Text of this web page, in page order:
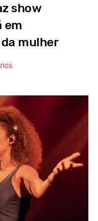
show
em
mulher